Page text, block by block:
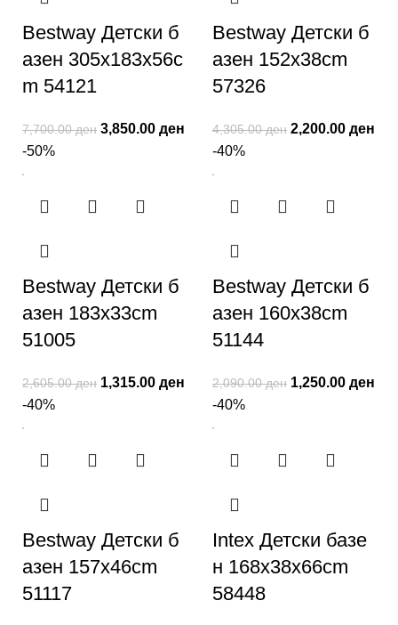
Bestway Детски б
азен 305x183x56c
m 54121
7,700.00ден 3,850.00 ден
Bestway Детски б
азен 152x38cm
57326
4,305.00ден 2,200.00 ден
-50%
Bestway Детски б
азен 183x33cm
51005
2,605.00ден 1,315.00 ден
-40%
Bestway Детски б
азен 160x38cm
51144
2,090.00ден 1,250.00 ден
-40%
Bestway Детски б
азен 157x46cm
51117
-40%
Intex Детски базе
н 168x38x66cm
58448